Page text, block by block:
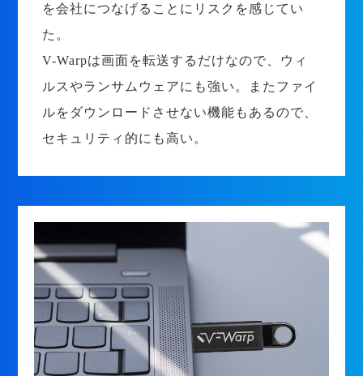
を会社につなげることにリスクを感じてい
た。
V-Warpは画面を転送するだけなので、ウィ
ルスやランサムウェアにも強い。またファイ
ルをダウンロードさせない機能もあるので、
セキュリティ的にも高い。